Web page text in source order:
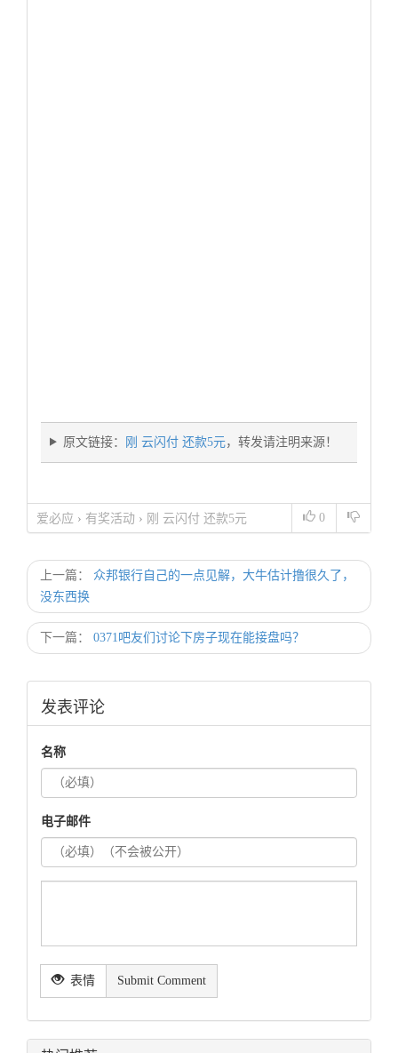
原文链接： 刚 云闪付 还款5元，转发请注明来源！
0
爱必应 › 有奖活动 › 刚 云闪付 还款5元
上一篇：
众邦银行自己的一点见解，大牛估计撸很久了，
没东西换
下一篇： 0371吧友们讨论下房子现在能接盘吗？
发表评论
名称
电子邮件
表情 Submit Comment